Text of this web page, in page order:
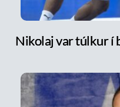
Nikolaj var túlkur í